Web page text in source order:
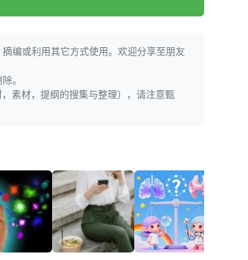
编或利用其它方式使用。欢迎分享至朋友
。
素材，提纲的搜集与整理），请注意甄